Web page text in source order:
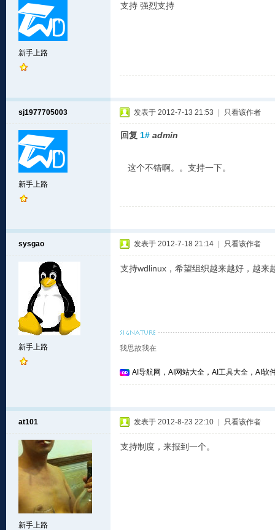
新手上路
支持 强烈支持
sj1977705003
新手上路
发表于 2012-7-13 21:53 只看该作者
回复 1# admin
这个不错啊。。支持一下。
sysgao
新手上路
发表于 2012-7-18 21:14 只看该作者
支持wdlinux，希望组织越来越好，越来
我思故我在
AI导航网，AI网站大全，AI工具大全，AI软
at101
新手上路
发表于 2012-8-23 22:10 只看该作者
支持制度，来报到一个。